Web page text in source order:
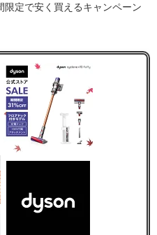
定で安く買えるキャンペーン